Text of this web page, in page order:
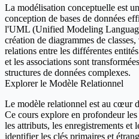
La modélisation conceptuelle est
conception de bases de données
l'UML (Unified Modeling
création de diagrammes de
relations entre les différentes
et les associations sont
structures de données complexes.
Explorer le Modèle Relationnel
Le modèle relationnel est au cœur
Ce cours explore en profondeur
les attributs, les enregistrements et
identifier les clés primaires et